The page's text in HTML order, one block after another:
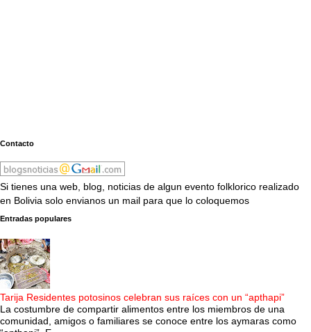
Contacto
Si tienes una web, blog, noticias de algun evento folklorico realizado
en Bolivia solo envianos un mail para que lo coloquemos
Entradas populares
Tarija Residentes potosinos celebran sus raíces con un “apthapi”
La costumbre de compartir alimentos entre los miembros de una
comunidad, amigos o familiares se conoce entre los aymaras como